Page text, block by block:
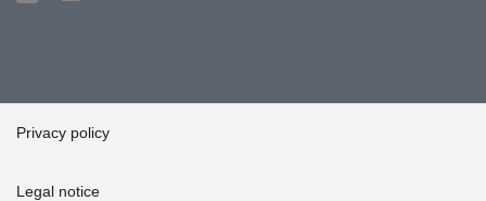
Privacy policy
Legal notice